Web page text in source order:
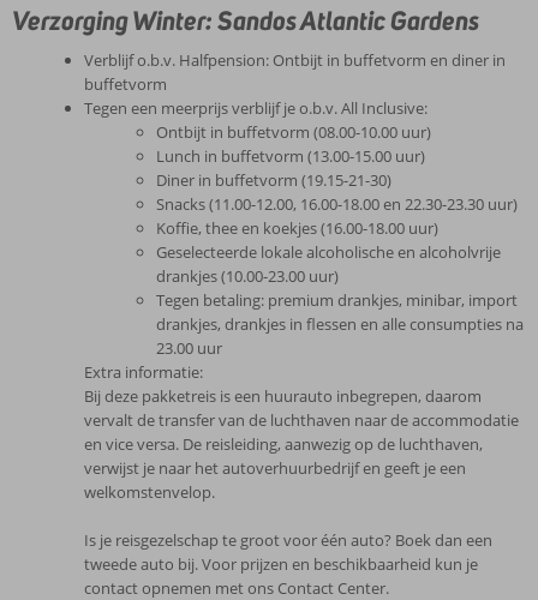
Verzorging Winter: Sandos Atlantic Gardens
Verblijf o.b.v. Halfpension: Ontbijt in buffetvorm en diner in
buffetvorm
Tegen een meerprijs verblijf je o.b.v. All Inclusive:
Ontbijt in buffetvorm (08.00-10.00 uur)
Lunch in buffetvorm (13.00-15.00 uur)
Diner in buffetvorm (19.15-21-30)
Snacks (11.00-12.00, 16.00-18.00 en 22.30-23.30 uur)
Koffie, thee en koekjes (16.00-18.00 uur)
Geselecteerde lokale alcoholische en alcoholvrije
drankjes (10.00-23.00 uur)
Tegen betaling: premium drankjes, minibar, import
drankjes, drankjes in flessen en alle consumpties na
23.00 uur
Extra informatie:
Bij deze pakketreis is een huurauto inbegrepen, daarom
vervalt de transfer van de luchthaven naar de accommodatie
en vice versa. De reisleiding, aanwezig op de luchthaven,
verwijst je naar het autoverhuurbedrijf en geeft je een
welkomstenvelop.
Is je reisgezelschap te groot voor één auto? Boek dan een
tweede auto bij. Voor prijzen en beschikbaarheid kun je
contact opnemen met ons Contact Center.